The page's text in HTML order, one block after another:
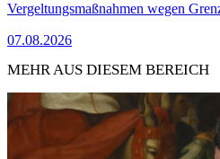
Vergeltungsmaßnahmen wegen
07.08.2026
MEHR AUS DIESEM BEREICH